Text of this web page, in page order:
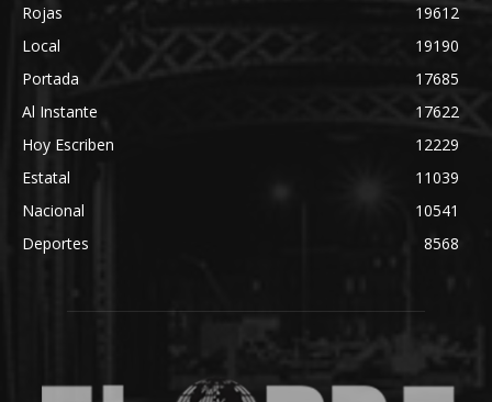
Rojas
19612
Local
19190
Portada
17685
Al Instante
17622
Hoy Escriben
12229
Estatal
11039
Nacional
10541
Deportes
8568